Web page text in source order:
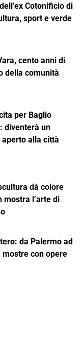
Cotonificio di
sport e verde
cento anni di
della comunità
per Baglio
diventerà un
alla città
dà colore
mostra l’arte di
da Palermo ad
con opere